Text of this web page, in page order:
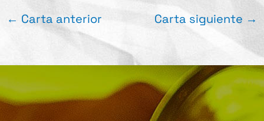
← Carta anterior Carta siguiente →